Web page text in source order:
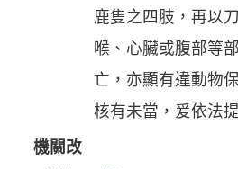
鹿隻之四肢，再以
喉、心臟或腹部等
亡，亦顯有違動物
核有未當，爰依法
機關改